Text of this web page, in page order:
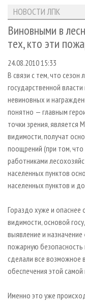
ЛЕСОЗАГОТОВКА
ЛЕСОПИЛЕНИЕ
СУШКА
ПРОИЗВОДСТВО
ДЕРЕВЯННОЕ
ПРОИЗВОДСТВО
БИОЭНЕРГЕТИКА
ЦБП
ИНСТРУМЕНТ И
НОВОСТИ ЛПК
НОВОСТИ
ПРОЕКТЫ ЛПИ
АНАЛИТИКА
ПРЕДПРИЯТИЯ
ПЕРСОНЫ
МОБИЛЬНЫЕ
ОФИЦИАЛЬНЫЕ
ПРИОРИТЕТНЫЕ
RUSSIAN
ГАЗЕТА
БИБЛИОТЕКА
АРХИВ ЖУРНАЛОВ
О ЖУРНАЛЕ
ПОДПИСКА
КОНТАКТЫ
РЕКЛАМОДАТЕЛЯМ
РЕКЛАМА
РЕКЛАМА НА САЙТЕ
НОВОСТИ ЛПК
Виновными в
тех, кто эти
24.08.2010 15:33
В связи с тем, что сезон
государственной
невиновных и
понятно — главным
точки зрения, является
видимости, получат
поощрений (при том,
работниками
населенных пунктов
населенных пунктов и
Гораздо хуже и опаснее
видимости, основой
выявление и
пожарную безопасность
сделали все возможное
обеспечения этой
Именно это уже